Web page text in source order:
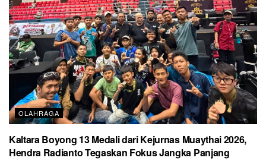
OLAHRAGA
Kaltara Boyong 13 Medali dari Kejurnas Muaythai 2026,
Hendra Radianto Tegaskan Fokus Jangka Panjang